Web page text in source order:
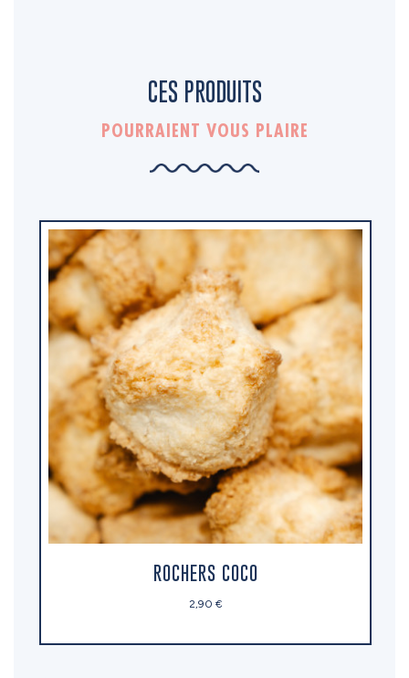
CES PRODUITS
POURRAIENT VOUS PLAIRE
ROCHERS COCO
2,90 €